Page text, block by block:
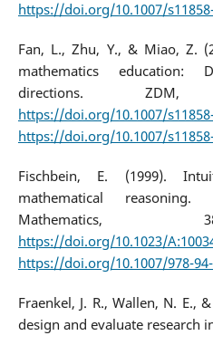
https://doi.org/10.1007/
Fan, L., Zhu, Y., & Miao, Z.
mathematics education:
directions. ZDM,
https://doi.org/10.1007/
https://doi.org/10.1007/
Fischbein, E. (1999).
mathematical
Mathematics,
https://doi.org/10.1023/
https://doi.org/10.1007/978-94-
Fraenkel, J. R., Wallen, N. E.,
design and evaluate research